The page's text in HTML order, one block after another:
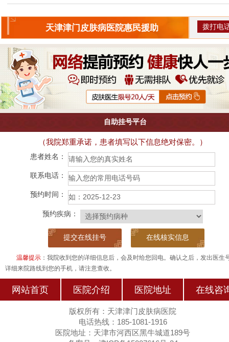
天津津门皮肤病医院惠民援助 拨打电
自助挂号平台
（我院郑重承诺，患者填写以下信息绝对保密。）
患者姓名：
联系电话：
预约时间：
预约疾病：
在线核实信息
温馨提示：我院收到您的详细信息后，会及时给您回电。确认之后，发出医生
详细来院路线到您的手机，请注意查收。
网站首页 医院介绍 医院地址 在线咨
版权所有：天津津门皮肤病医院
电话热线：185-1081-1916
医院地址：天津市河西区黑牛城道189号